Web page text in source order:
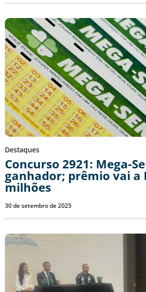
Destaques
Concurso 2921: Mega-
ganhador; prêmio vai a
milhões
30 de setembro de 2025